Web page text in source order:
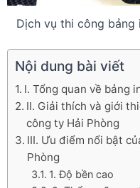
Dịch vụ thi công
Nội dung bài viết
I. Tổng quan về bảng
II. Giải thích và giới
công ty Hải Phòng
III. Ưu điểm nổi bật
Phòng
1. Độ bền cao